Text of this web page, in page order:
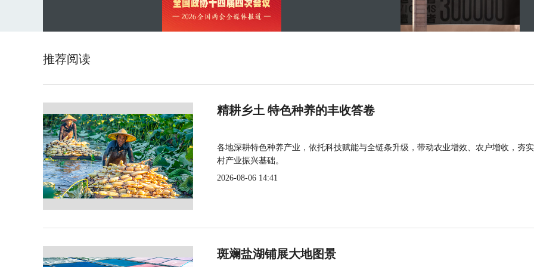
推荐阅读
精耕乡土 特色种养的丰收答卷
各地深耕特色种养产业，依托科技赋能与全链条升级，带动农业增效、农户增收，夯
村产业振兴基础。
2026-08-06 14:41
斑斓盐湖铺展大地图景